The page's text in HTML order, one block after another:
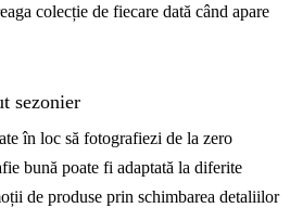
colecție de fiecare dată când apare
sezonier
în loc să fotografiezi de la zero
bună poate fi adaptată la diferite
de produse prin schimbarea detaliilor